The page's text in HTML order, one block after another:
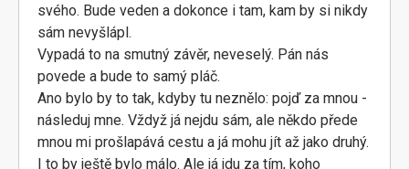
svého. Bude veden a dokonce i tam, kam by si nikdy
sám nevyšlápl.
Vypadá to na smutný závěr, neveselý. Pán nás
povede a bude to samý pláč.
Ano bylo by to tak, kdyby tu neznělo: pojď za mnou -
následuj mne. Vždyž já nejdu sám, ale někdo přede
mnou mi prošlapává cestu a já mohu jít až jako druhý.
I to by ještě bylo málo. Ale já jdu za tím, koho